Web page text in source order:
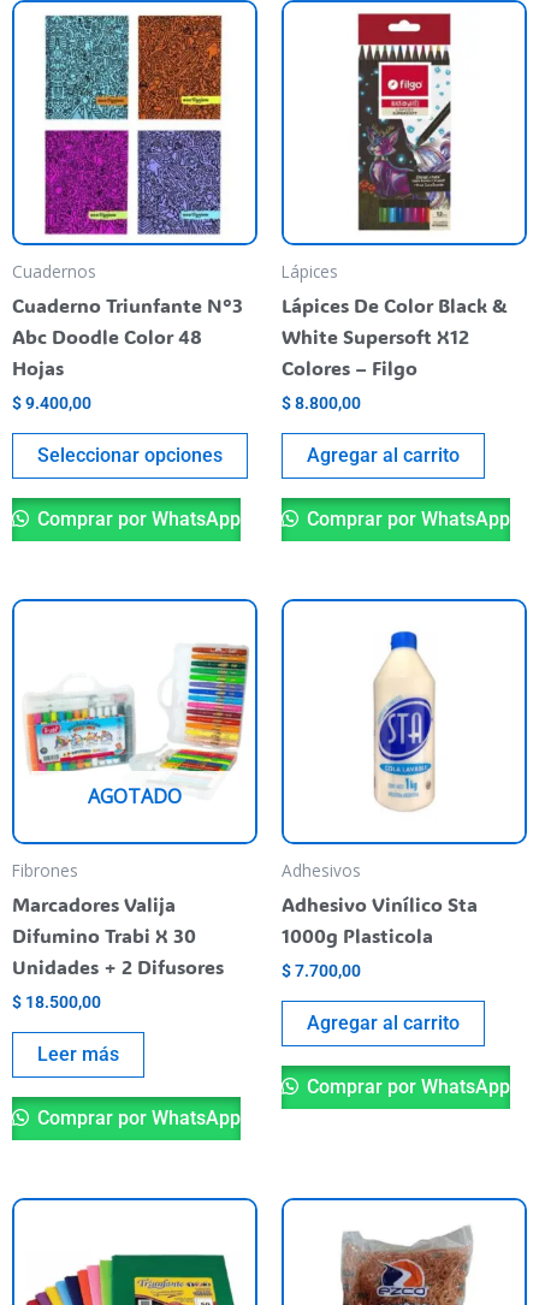
Cuadernos
Cuaderno Triunfante N°3
Abc Doodle Color 48
Hojas
$9.400,00
Seleccionar opciones
Este
se
pueden
elegir
página
producto
Comprar por WhatsApp
Lápices
Lápices De Color Black &
White Supersoft X12
Colores – Filgo
$8.800,00
Agregar al carrito
Comprar por WhatsApp
AGOTADO
Fibrones
Marcadores Valija
Difumino Trabi X 30
Unidades + 2 Difusores
$ 18.500,00
Leer más
Comprar por WhatsApp
Adhesivos
Adhesivo Vinílico Sta
1000g Plasticola
$7.700,00
Agregar al carrito
Comprar por WhatsApp
Este